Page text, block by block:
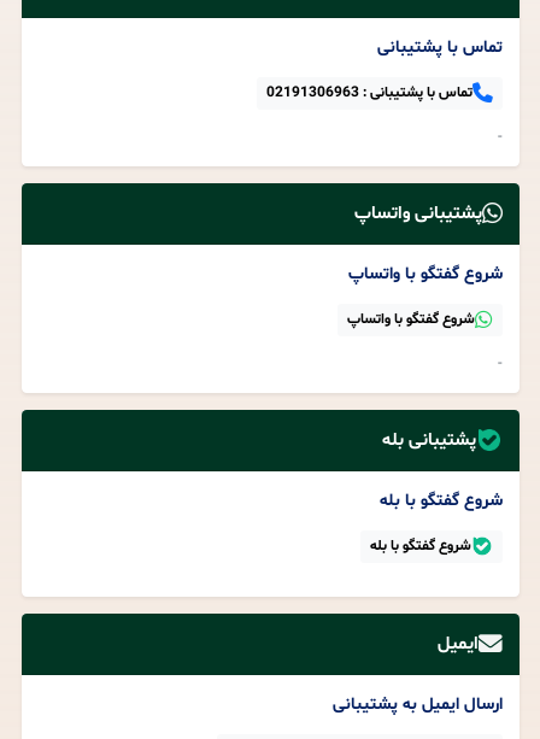
تماس با پشتیبانی
تماس با پشتیبانی :02191306963
-
پشتیبانی واتساپ
شروع گفتگو با واتساپ
شروع گفتگو با واتساپ
-
پشتیبانی بله
شروع گفتگو با بله
شروع گفتگو با بله
ایمیل
ارسال ایمیل به پشتیبانی